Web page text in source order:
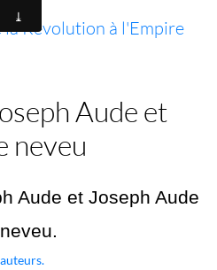
la Révolution à l'Empire
Aude et
neveu
Aude et Joseph Aude